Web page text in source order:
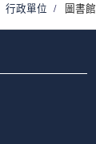
行政單位 圖書館